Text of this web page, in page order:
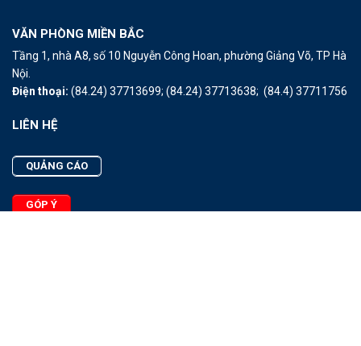
VĂN PHÒNG MIỀN BẮC
Tầng 1, nhà A8, số 10 Nguyễn Công Hoan, phường Giảng Võ, TP Hà
Nội.
Điện thoại: (84.24) 37713699; (84.24) 37713638; (84.4) 37711756
LIÊN HỆ
QUẢNG CÁO
GÓP Ý